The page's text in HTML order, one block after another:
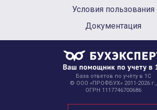
Условия пользования
Документация
База ответов по учёту в 1С
© ООО «ПРОФБУХ» 2011-2026 г.,
ОГРН 1117746700686